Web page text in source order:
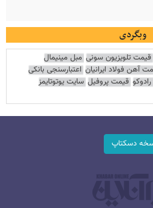
وبگردی
قیمت تلویزیون سونی مبل مینیمال
آهن فولاد ایرانیان اعتبارسنجی بانکی
قیمت پروفیل سایت یوتوتایمز
دسکتاپ